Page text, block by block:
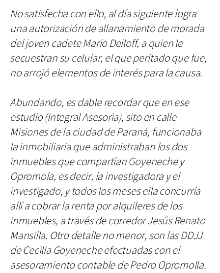
No satisfecha con ello, al día siguiente logra
una autorización de allanamiento de morada
del joven cadete Mario Deiloff, a quien le
secuestran su celular, el que peritado que fue,
no arrojó elementos de interés para la causa.
Abundando, es dable recordar que en ese
estudio (Integral Asesoria), sito en calle
Misiones de la ciudad de Paraná, funcionaba
la inmobiliaria que administraban los dos
inmuebles que compartían Goyeneche y
Opromola, es decir, la investigadora y el
investigado, y todos los meses ella concurría
allí a cobrar la renta por alquileres de los
inmuebles, a través de corredor Jesús Renato
Mansilla. Otro detalle no menor, son las DDJJ
de Cecilia Goyeneche efectuadas con el
asesoramiento contable de Pedro Opromolla.